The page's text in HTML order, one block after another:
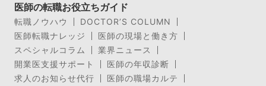
医師の転職お役立ちガイド
転職ノウハウ
DOCTOR’S COLUMN
医師転職ナレッジ
医師の現場と働き方
スペシャルコラム
業界ニュース
開業医支援サポート
医師の年収診断
求人のお知らせ代行
医師の職場カルテ